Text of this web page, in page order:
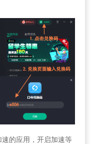
的应用，开启加速等